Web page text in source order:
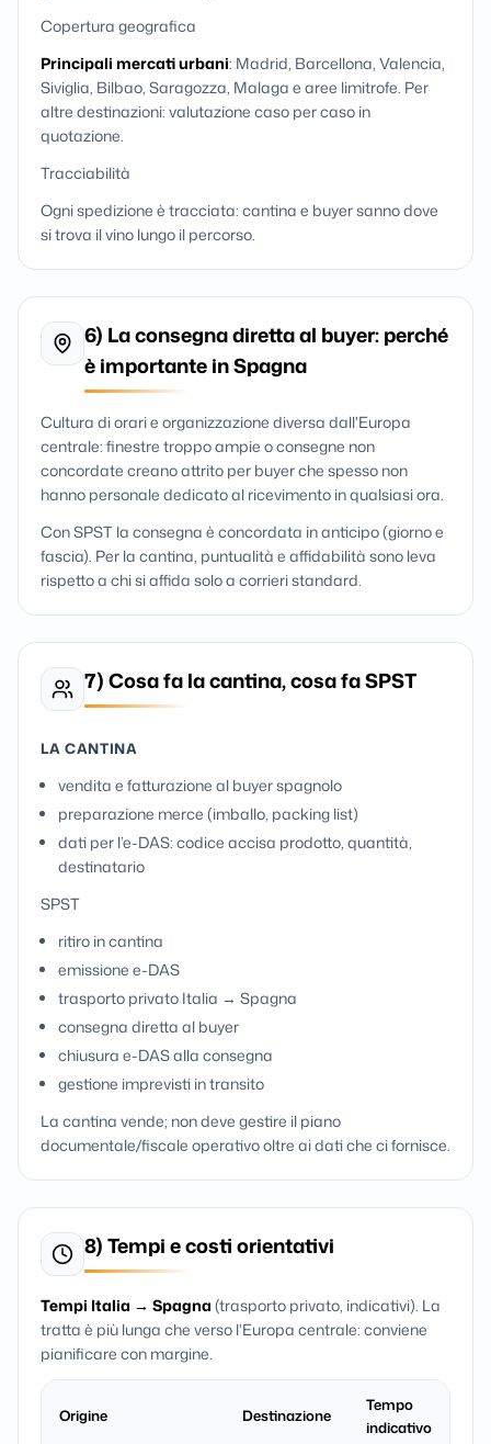
Copertura geografica
Principali mercati urbani: Madrid, Barcellona, Valencia,
Siviglia, Bilbao, Saragozza, Malaga e aree limitrofe. Per
altre destinazioni: valutazione caso per caso in
quotazione.
Tracciabilità
Ogni spedizione è tracciata: cantina e buyer sanno dove
si trova il vino lungo il percorso.
6) La consegna diretta al buyer: perché
è importante in Spagna
Cultura di orari e organizzazione diversa dall'Europa
centrale: finestre troppo ampie o consegne non
concordate creano attrito per buyer che spesso non
hanno personale dedicato al ricevimento in qualsiasi ora.
Con SPST la consegna è concordata in anticipo (giorno e
fascia). Per la cantina, puntualità e affidabilità sono leva
rispetto a chi si affida solo a corrieri standard.
7) Cosa fa la cantina, cosa fa SPST
LA CANTINA
vendita e fatturazione al buyer spagnolo
preparazione merce (imballo, packing list)
dati per l’e-DAS: codice accisa prodotto, quantità,
destinatario
SPST
ritiro in cantina
emissione e-DAS
trasporto privato Italia → Spagna
consegna diretta al buyer
chiusura e-DAS alla consegna
gestione imprevisti in transito
La cantina vende; non deve gestire il piano
documentale/fiscale operativo oltre ai dati che ci fornisce.
8) Tempi e costi orientativi
Tempi Italia → Spagna (trasporto privato, indicativi). La
tratta è più lunga che verso l'Europa centrale: conviene
pianificare con margine.
Origine Destinazione
Tempo
indicativo